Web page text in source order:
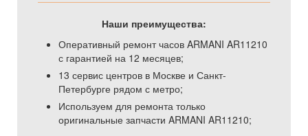
Наши преимущества:
Оперативный ремонт часов ARMANI AR11210
с гарантией на 12 месяцев;
13 сервис центров в Москве и Санкт-
Петербурге рядом с метро;
Используем для ремонта только
оригинальные запчасти ARMANI AR11210;